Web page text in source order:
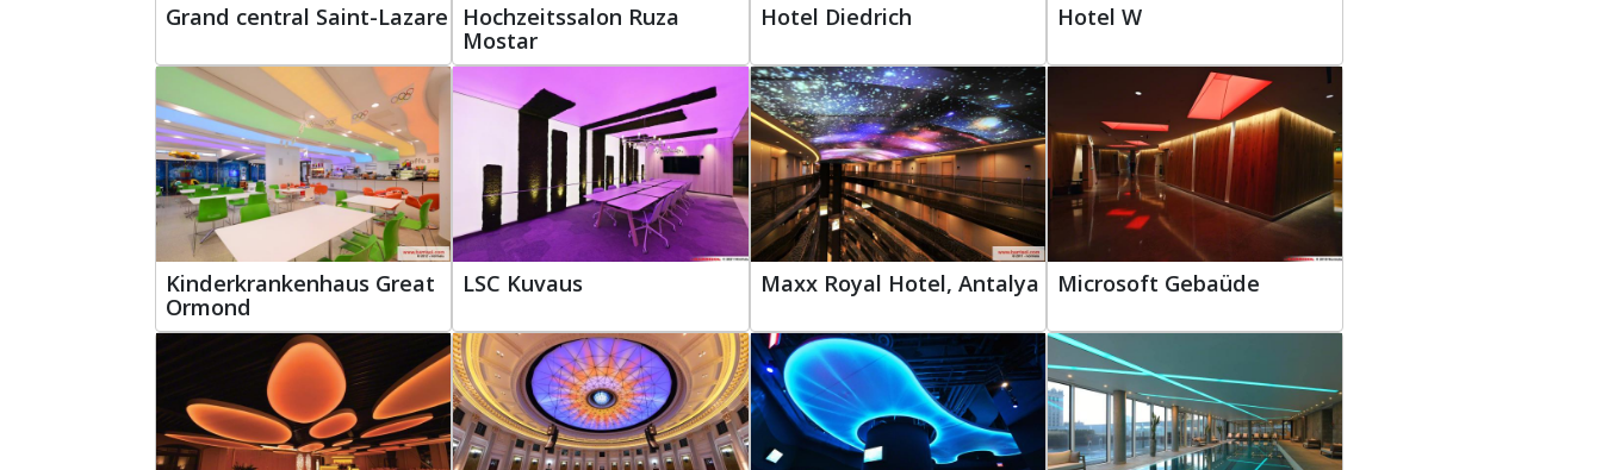
Grand central Saint-Lazare
Hochzeitssalon Ruza
Mostar
Hotel Diedrich Hotel W
Kinderkrankenhaus Great
Ormond
LSC Kuvaus Maxx Royal Hotel, Antalya Microsoft Gebaüde